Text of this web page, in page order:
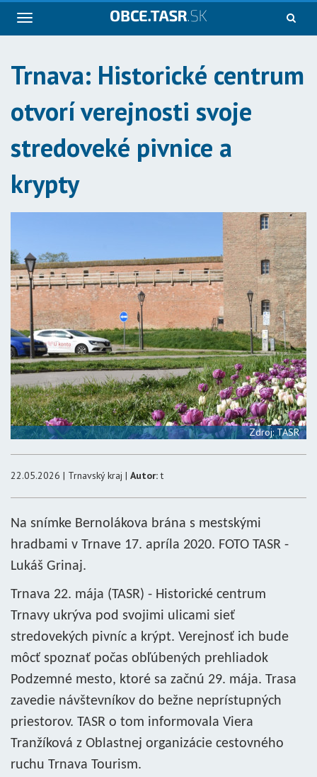
Navigácia
Trnava: Historické centrum
otvorí verejnosti svoje
stredoveké pivnice a
krypty
Zdroj: TASR
22.05.2026 | Trnavský kraj | Autor:t
Na snímke Bernolákova brána s mestskými
hradbami v Trnave 17. apríla 2020. FOTO TASR -
Lukáš Grinaj.
Trnava 22. mája (TASR) - Historické centrum
Trnavy ukrýva pod svojimi ulicami sieť
stredovekých pivníc a krýpt. Verejnosť ich bude
môcť spoznať počas obľúbených prehliadok
Podzemné mesto, ktoré sa začnú 29. mája. Trasa
zavedie návštevníkov do bežne neprístupných
priestorov. TASR o tom informovala Viera
Tranžíková z Oblastnej organizácie cestovného
ruchu Trnava Tourism.